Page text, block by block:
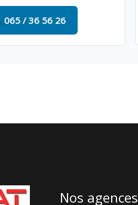
065 / 36 56 26
Nos agences